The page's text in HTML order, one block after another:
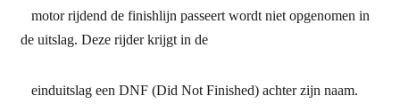
motor rijdend de finishlijn passeert wordt niet opgenomen in
de uitslag. Deze rijder krijgt in de
einduitslag een DNF (Did Not Finished) achter zijn naam.